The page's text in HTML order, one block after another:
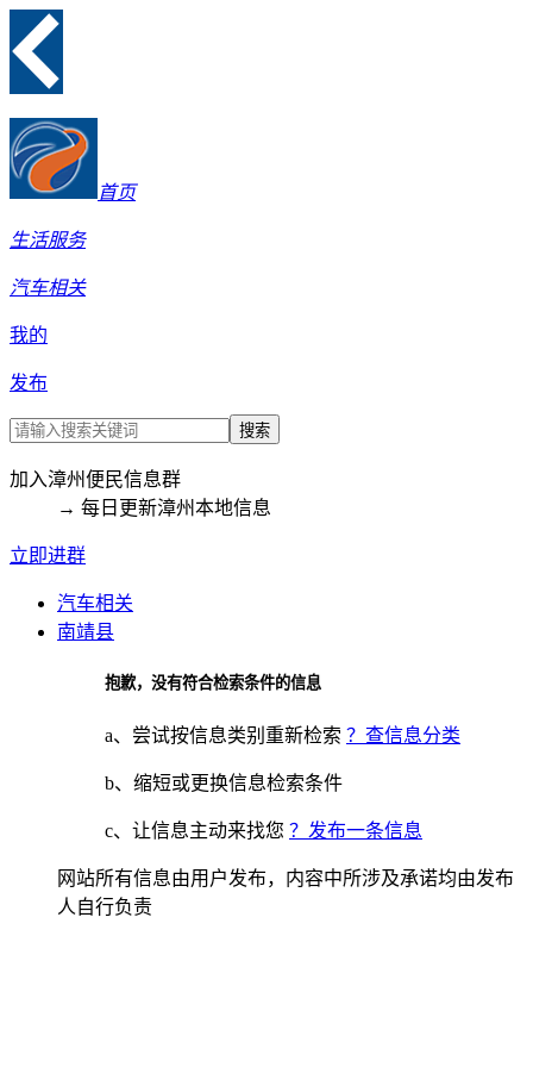
首页
生活服务
汽车相关
我的
发布
搜索
加入漳州便民信息群
→ 每日更新漳州本地信息
立即进群
汽车相关
南靖县
抱歉，没有符合检索条件的信息
a、尝试按信息类别重新检索 ？查信息分类
b、缩短或更换信息检索条件
c、让信息主动来找您 ？发布一条信息
网站所有信息由用户发布，内容中所涉及承诺均由发布
人自行负责